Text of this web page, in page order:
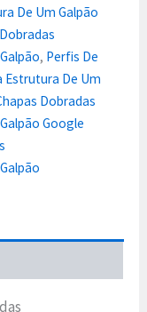
De Um Galpão
, Perfis De
Estrutura De Um
Dobradas
Google